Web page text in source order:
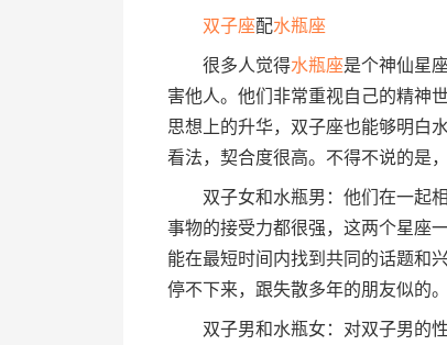
双子座配水瓶座
很多人觉得水瓶座是个神仙星
害他人。他们非常重视自己的精神
思想上的升华，双子座也能够明白
看法，契合度很高。不得不说的是
双子女和水瓶男：他们在一起相
事物的接受力都很强，这两个星座
能在最短时间内找到共同的话题和
停不下来，跟失散多年的朋友似的。
双子男和水瓶女：对双子男的性